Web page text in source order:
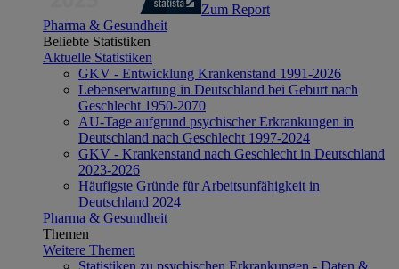
Zum Report
Pharma & Gesundheit
Beliebte Statistiken
Aktuelle Statistiken
GKV - Entwicklung Krankenstand 1991-2026
Lebenserwartung in Deutschland bei Geburt nach
Geschlecht 1950-2070
AU-Tage aufgrund psychischer Erkrankungen in
Deutschland nach Geschlecht 1997-2024
GKV - Krankenstand nach Geschlecht in Deutschland
2023-2026
Häufigste Gründe für Arbeitsunfähigkeit in
Deutschland 2024
Pharma & Gesundheit
Themen
Weitere Themen
Statistiken zu psychischen Erkrankungen - Daten &